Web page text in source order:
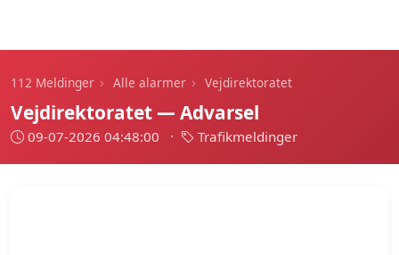
112 Meldinger › Alle alarmer › Vejdirektoratet
Vejdirektoratet — Advarsel
09-07-2026 04:48:00 · Trafikmeldinger